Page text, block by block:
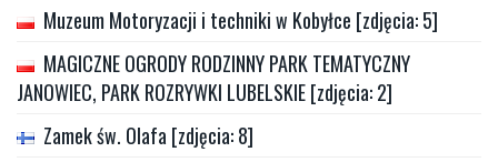
Muzeum Motoryzacji i techniki w Kobyłce [zdjęcia: 5]
MAGICZNE OGRODY RODZINNY PARK TEMATYCZNY
JANOWIEC, PARK ROZRYWKI LUBELSKIE [zdjęcia: 2]
Zamek św. Olafa [zdjęcia: 8]